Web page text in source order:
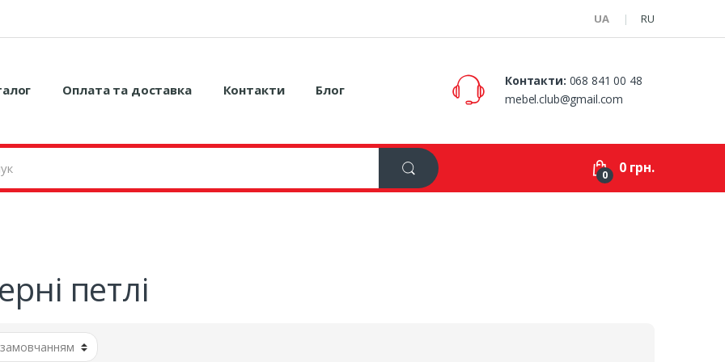
UA RU
Оплата та доставка Контакти Блог
Контакти: 068 841 00 48
mebel.club@gmail.com
0 0 грн.
петлі